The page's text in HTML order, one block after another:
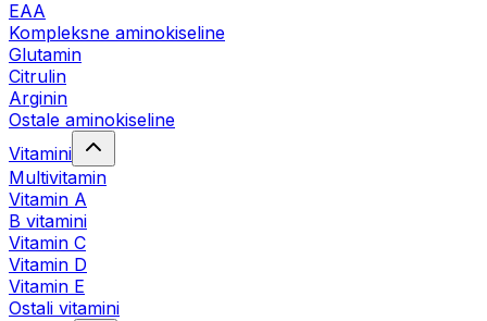
EAA
Kompleksne aminokiseline
Glutamin
Citrulin
Arginin
Ostale aminokiseline
Vitamini
Multivitamin
Vitamin A
B vitamini
Vitamin C
Vitamin D
Vitamin E
Ostali vitamini